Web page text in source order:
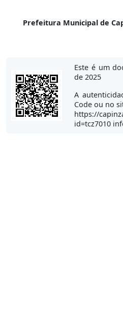
Prefeitura Municipal de
Este é um
de 2025
A
Code ou no
https://
id=tcz7010